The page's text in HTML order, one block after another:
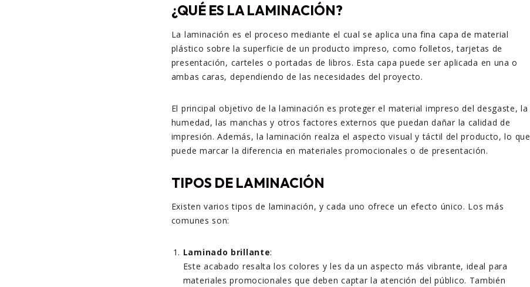
¿QUÉ ES LA LAMINACIÓN?
La laminación es el proceso mediante el cual se aplica una fina capa de material
plástico sobre la superficie de un producto impreso, como folletos, tarjetas de
presentación, carteles o portadas de libros. Esta capa puede ser aplicada en una o
ambas caras, dependiendo de las necesidades del proyecto.
El principal objetivo de la laminación es proteger el material impreso del desgaste, la
humedad, las manchas y otros factores externos que puedan dañar la calidad de
impresión. Además, la laminación realza el aspecto visual y táctil del producto, lo que
puede marcar la diferencia en materiales promocionales o de presentación.
TIPOS DE LAMINACIÓN
Existen varios tipos de laminación, y cada uno ofrece un efecto único. Los más
comunes son:
Laminado brillante:
Este acabado resalta los colores y les da un aspecto más vibrante, ideal para
materiales promocionales que deben captar la atención del público. También